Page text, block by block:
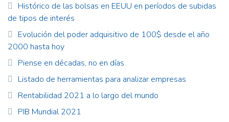
Histórico de las bolsas en EEUU en períodos de subidas
de tipos de interés
Evolución del poder adquisitivo de 100$ desde el año
2000 hasta hoy
Piense en décadas, no en días
Listado de herramientas para analizar empresas
Rentabilidad 2021 a lo largo del mundo
PIB Mundial 2021